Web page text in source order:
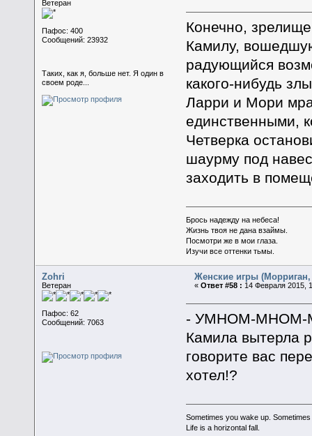
Ветеран
Пафос: 400
Сообщений: 23932
Таких, как я, больше нет. Я один в
своем роде...
Конечно,
Камилу,
радующийся
какого-нибудь
Ларри и Мори
единственными,
Четверка
шаурму под
заходить в
Брось надежду на небеса!
Жизнь твоя не дана взаймы.
Посмотри же в мои глаза.
Изучи все оттенки тьмы.
Zohri
Ветеран
Пафос: 62
Сообщений: 7063
Женские игры
«Ответ #58 : 14 Февраля 2015,
- УМНОМ-МНОМ-
Камила вытерла
говорите вас
хотел!?
Sometimes you wake up.
Life is a horizontal fall.